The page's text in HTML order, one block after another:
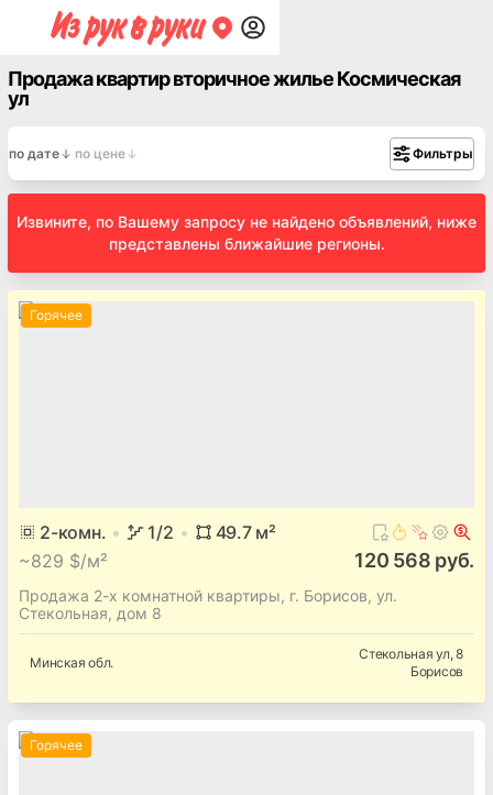
Продажа квартир вторичное жилье Космическая
ул
по дате по цене Фильтры
Извините, по Вашему запросу не найдено объявлений, ниже
представлены ближайшие регионы.
Горячее
2-комн. 1/2 49.7м²
~829 $/м² 120 568 руб.
Продажа 2-х комнатной квартиры, г. Борисов, ул.
Стекольная, дом 8
Минская обл.
Стекольная ул, 8
Борисов
Горячее